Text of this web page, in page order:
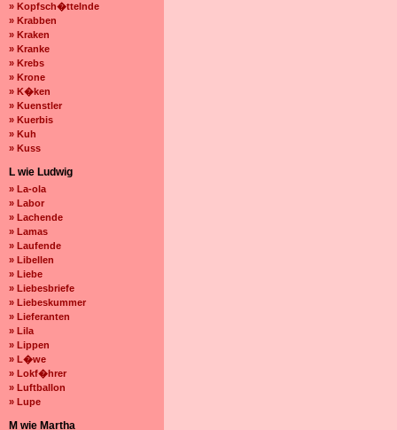
» Kopfsch�ttelnde
» Krabben
» Kraken
» Kranke
» Krebs
» Krone
» K�ken
» Kuenstler
» Kuerbis
» Kuh
» Kuss
L wie Ludwig
» La-ola
» Labor
» Lachende
» Lamas
» Laufende
» Libellen
» Liebe
» Liebesbriefe
» Liebeskummer
» Lieferanten
» Lila
» Lippen
» L�we
» Lokf�hrer
» Luftballon
» Lupe
M wie Martha